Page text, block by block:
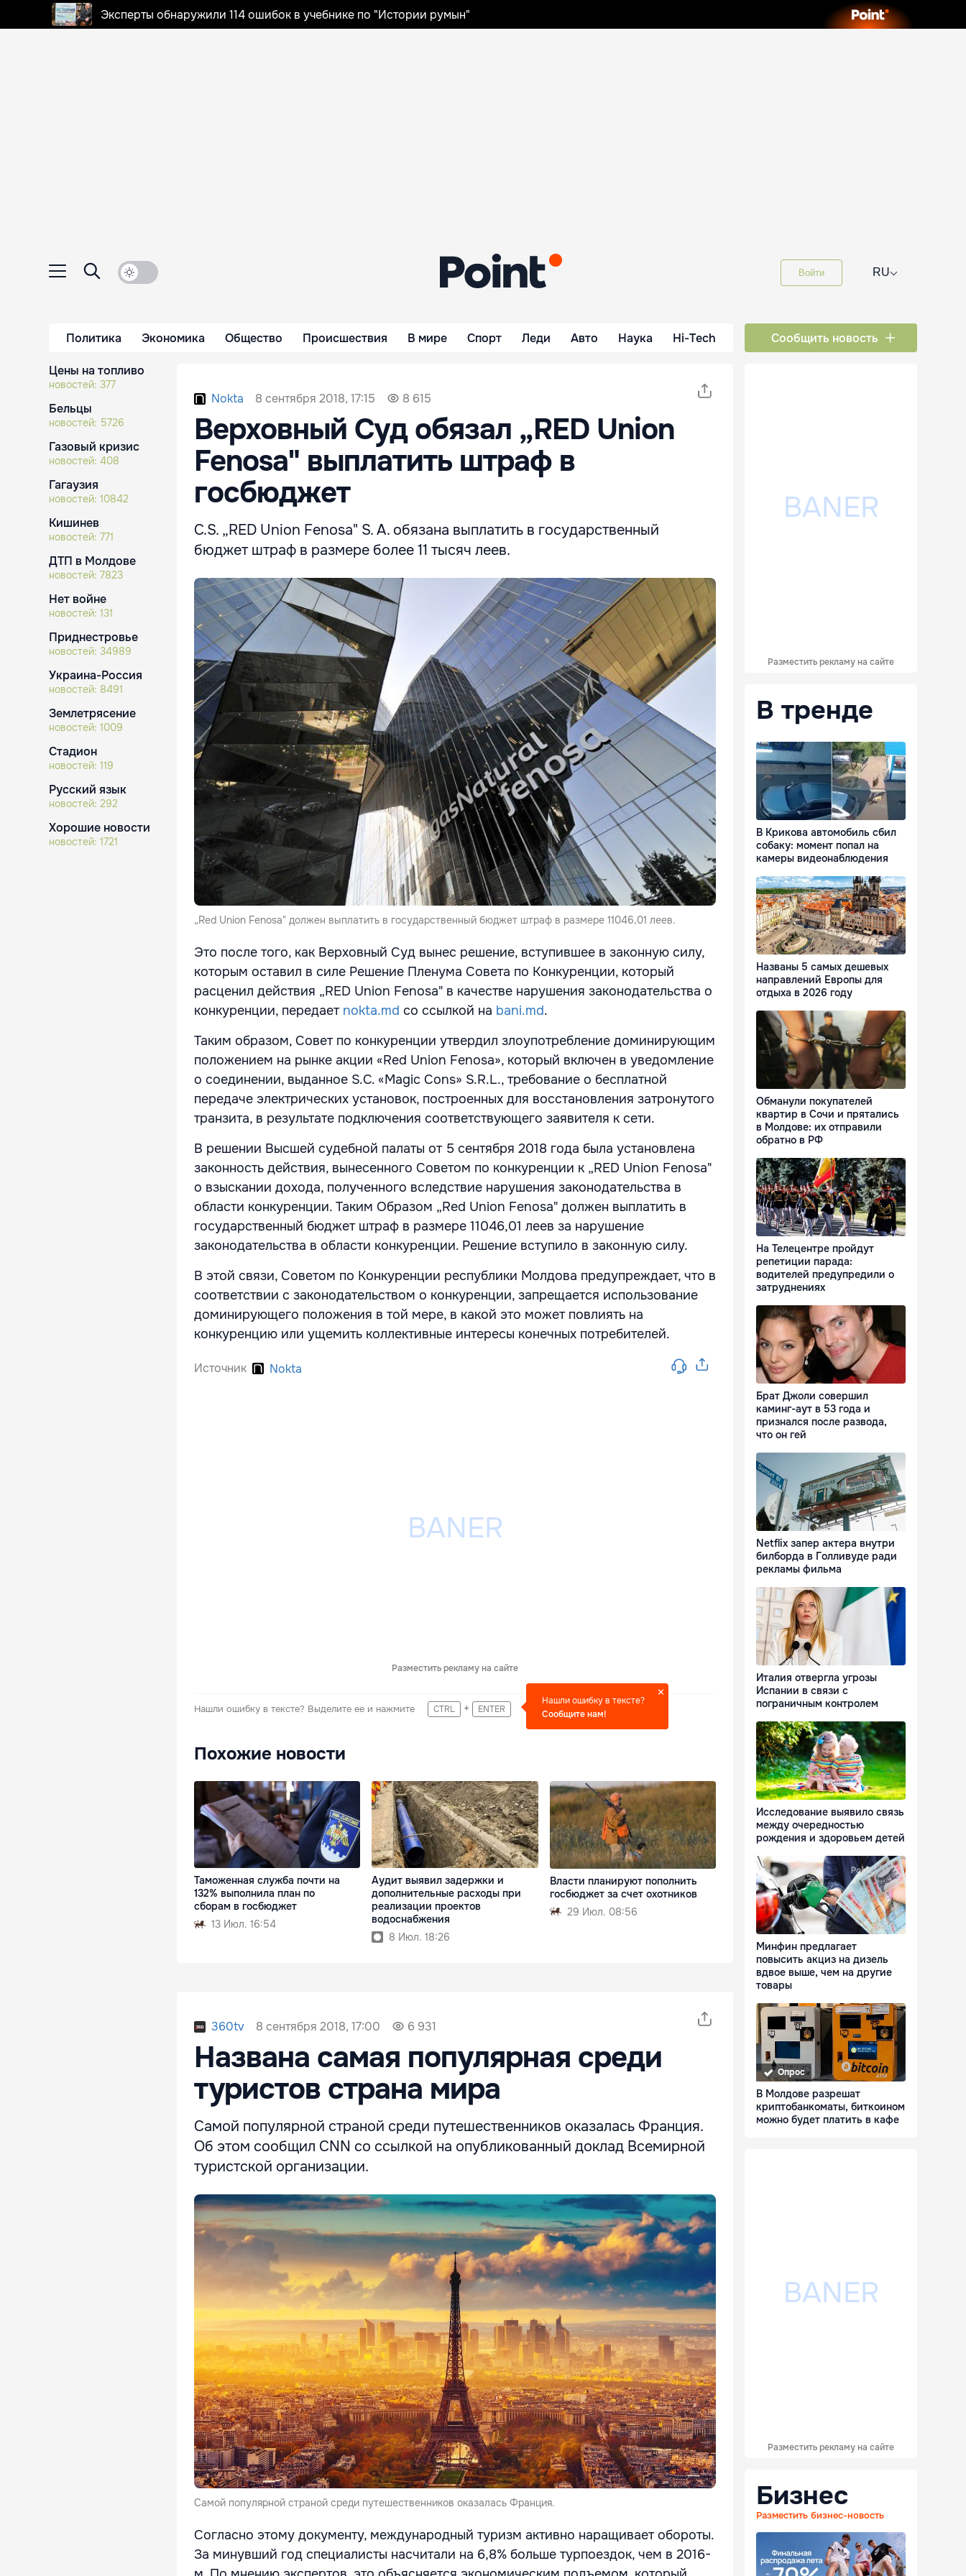
Эксперты обнаружили 114 ошибок в учебнике по "Истории румын"
Войти RU⌵
Политика Экономика Общество Происшествия В мире Спорт Леди Авто Наука Hi-Tech Сообщить новость
Цены на топливо
новостей: 377
Бельцы
новостей: 5726
Газовый кризис
новостей: 408
Гагаузия
новостей: 10842
Кишинев
новостей: 771
ДТП в Молдове
новостей: 7823
Нет войне
новостей: 131
Приднестровье
новостей: 34989
Украина-Россия
новостей: 8491
Землетрясение
новостей: 1009
Стадион
новостей: 119
Русский язык
новостей: 292
Хорошие новости
новостей: 1721
Nokta 8 сентября 2018, 17:15 8 615
Верховный Суд обязал „RED Union
Fenosa" выплатить штраф в
госбюджет
C.S. „RED Union Fenosa" S. A. обязана выплатить в государственный
бюджет штраф в размере более 11 тысяч леев.
„Red Union Fenosa" должен выплатить в государственный бюджет штраф в размере 11046,01 леев.
Это после того, как Верховный Суд вынес решение, вступившее в законную силу,
которым оставил в силе Решение Пленума Совета по Конкуренции, который
расценил действия „RED Union Fenosa" в качестве нарушения законодательства о
конкуренции, передает nokta.md со ссылкой на bani.md.
Таким образом, Совет по конкуренции утвердил злоупотребление доминирующим
положением на рынке акции «Red Union Fenosa», который включен в уведомление
о соединении, выданное S.C. «Magic Cons» S.R.L., требование о бесплатной
передаче электрических установок, построенных для восстановления затронутого
транзита, в результате подключения соответствующего заявителя к сети.
В решении Высшей судебной палаты от 5 сентября 2018 года была установлена
законность действия, вынесенного Советом по конкуренции к „RED Union Fenosa"
о взыскании дохода, полученного вследствие нарушения законодательства в
области конкуренции. Таким Образом „Red Union Fenosa" должен выплатить в
государственный бюджет штраф в размере 11046,01 леев за нарушение
законодательства в области конкуренции. Решение вступило в законную силу.
В этой связи, Советом по Конкуренции республики Молдова предупреждает, что в
соответствии с законодательством о конкуренции, запрещается использование
доминирующего положения в той мере, в какой это может повлиять на
конкуренцию или ущемить коллективные интересы конечных потребителей.
Источник Nokta
Разместить рекламу на сайте
Нашли ошибку в тексте? Выделите ее и нажмите CTRL + ENTER
Нашли ошибку в тексте?
Сообщите нам!
Похожие новости
Таможенная служба почти на
132% выполнила план по
сборам в госбюджет
13 Июл. 16:54
Аудит выявил задержки и
дополнительные расходы при
реализации проектов
водоснабжения
8 Июл. 18:26
Власти планируют пополнить
госбюджет за счет охотников
29 Июл. 08:56
360tv 8 сентября 2018, 17:00 6 931
Названа самая популярная среди
туристов страна мира
Самой популярной страной среди путешественников оказалась Франция.
Об этом сообщил CNN со ссылкой на опубликованный доклад Всемирной
туристской организации.
Самой популярной страной среди путешественников оказалась Франция.
Согласно этому документу, международный туризм активно наращивает обороты.
За минувший год специалисты насчитали на 6,8% больше турпоездок, чем в 2016-
Разместить рекламу на сайте
В тренде
В Крикова автомобиль сбил
собаку: момент попал на
камеры видеонаблюдения
Названы 5 самых дешевых
направлений Европы для
отдыха в 2026 году
Обманули покупателей
квартир в Сочи и прятались
в Молдове: их отправили
обратно в РФ
На Телецентре пройдут
репетиции парада:
водителей предупредили о
затруднениях
Брат Джоли совершил
каминг-аут в 53 года и
признался после развода,
что он гей
Netflix запер актера внутри
билборда в Голливуде ради
рекламы фильма
Италия отвергла угрозы
Испании в связи с
пограничным контролем
Исследование выявило связь
между очередностью
рождения и здоровьем детей
Минфин предлагает
повысить акциз на дизель
вдвое выше, чем на другие
товары
Опрос
В Молдове разрешат
криптобанкоматы, биткоином
можно будет платить в кафе
Разместить рекламу на сайте
Бизнес
Разместить бизнес-новость